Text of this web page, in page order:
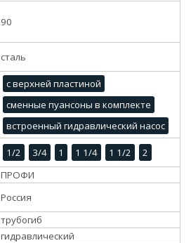
90
сталь
с верхней пластиной
сменные пуансоны в комплекте
встроенный гидравлический насос
1/2 3/4 1 1 1/4 1 1/2
2
ПРОФИ
Россия
трубогиб
гидравлический